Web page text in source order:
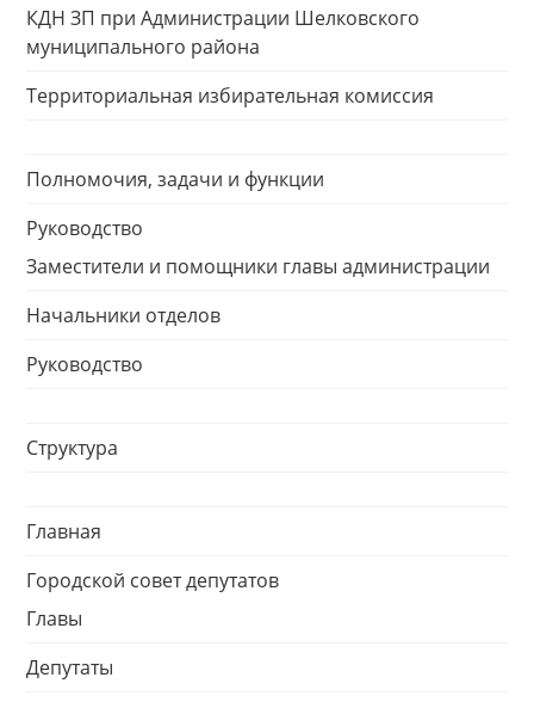
КДН ЗП при Администрации Шелковского
муниципального района
Территориальная избирательная комиссия
Полномочия, задачи и функции
Руководство
Заместители и помощники главы администрации
Начальники отделов
Руководство
Структура
Главная
Городской совет депутатов
Главы
Депутаты